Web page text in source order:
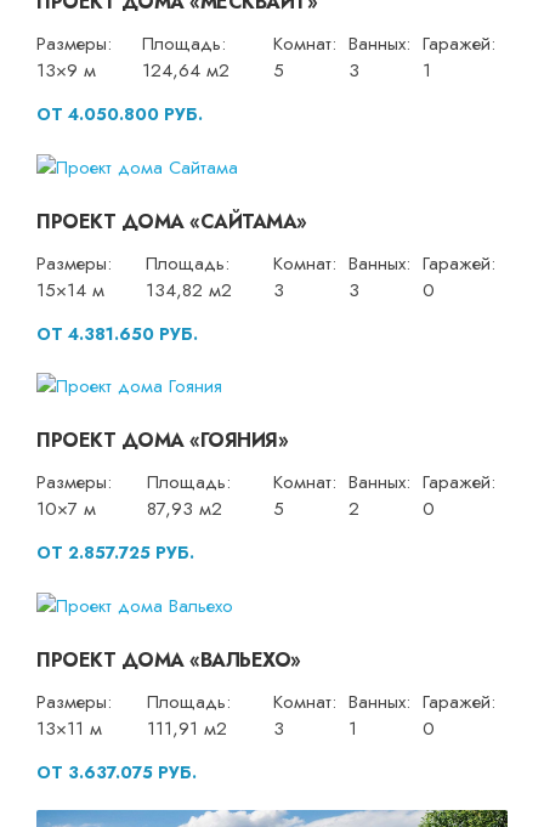
Размеры:
13×9 м
Площадь:
124,64 м2
Комнат:
5
Ванных:
3
Гаражей:
1
ОТ 4.050.800 РУБ.
ПРОЕКТ ДОМА «САЙТАМА»
Размеры:
15×14 м
Площадь:
134,82 м2
Комнат:
3
Ванных:
3
Гаражей:
0
ОТ 4.381.650 РУБ.
ПРОЕКТ ДОМА «ГОЯНИЯ»
Размеры:
10×7 м
Площадь:
87,93 м2
Комнат:
5
Ванных:
2
Гаражей:
0
ОТ 2.857.725 РУБ.
ПРОЕКТ ДОМА «ВАЛЬЕХО»
Размеры:
13×11 м
Площадь:
111,91 м2
Комнат:
3
Ванных:
1
Гаражей:
0
ОТ 3.637.075 РУБ.